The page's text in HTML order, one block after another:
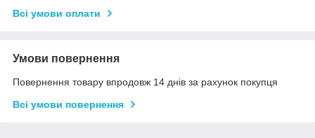
Всі умови оплати
Умови повернення
Повернення товару впродовж 14 днів за рахунок покупця
Всі умови повернення